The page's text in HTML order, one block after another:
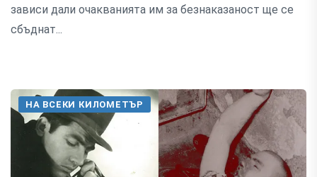
зависи дали очакванията им за безнаказаност ще се
сбъднат...
НА ВСЕКИ КИЛОМЕТЪР